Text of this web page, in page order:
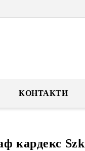
КОНТАКТИ
кардекс Szk